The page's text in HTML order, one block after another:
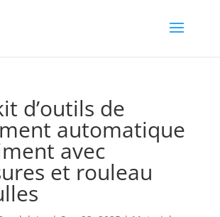
d’outils de
automatique
avec
et rouleau